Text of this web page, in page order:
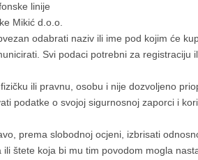
linije
Mikić d.o.o.
odabrati naziv ili ime pod kojim će
Svi podaci potrebni za
ili pravnu, osobu i nije dozvoljeno
podatke o svojoj sigurnosnoj zaporci i
prema slobodnoj ocjeni, izbrisati
štete koja bi mu tim povodom mogla